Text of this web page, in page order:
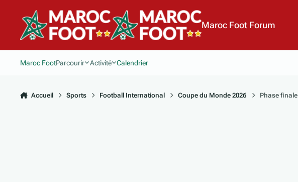
Maroc Foot Forum
Maroc FootParcourir Activité Calendrier
Accueil Sports Football International Coupe du Monde 2026 Phase finale